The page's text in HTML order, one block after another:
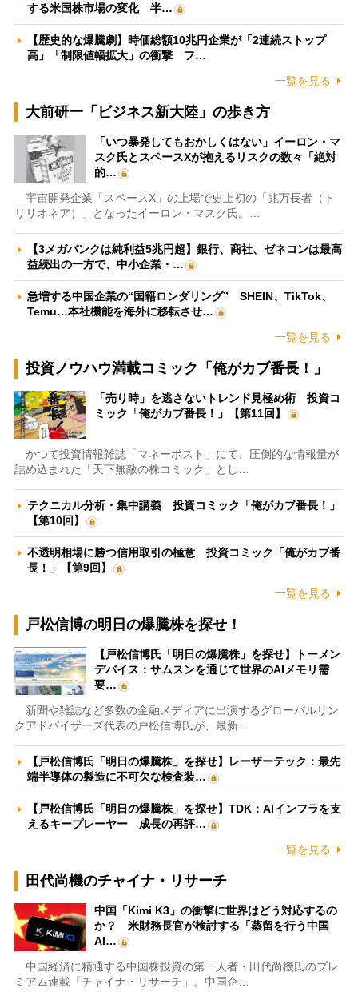
する米国株市場の変化 半…
【歴史的な爆騰劇】時価総額10兆円企業が「2連続ストップ
高」「制限値幅拡大」の衝撃 フ…
一覧を見る
大前研一「ビジネス新大陸」の歩き方
「いつ暴発してもおかしくはない」イーロン・マ
スク氏とスペースXが抱えるリスクの数々「絶対
的…
宇宙開発企業「スペースX」の上場で史上初の「兆万長者（ト
リリオネア）」となったイーロン・マスク氏。…
【3メガバンクは純利益5兆円超】銀行、商社、ゼネコンは最高
益続出の一方で、中小企業・…
急増する中国企業の“国籍ロンダリング” SHEIN、TikTok、
Temu…本社機能を海外に移転させ…
一覧を見る
投資ノウハウ満載コミック「俺がカブ番長！」
「売り時」を逃さないトレンド見極め術 投資コ
ミック「俺がカブ番長！」【第11回】
かつて投資情報雑誌「マネーポスト」にて、圧倒的な情報量が
詰め込まれた「天下無敵の株コミック」とし…
テクニカル分析・集中講義 投資コミック「俺がカブ番長！」
【第10回】
不透明相場に勝つ信用取引の極意 投資コミック「俺がカブ番
長！」【第9回】
一覧を見る
戸松信博の明日の爆騰株を探せ！
【戸松信博氏「明日の爆騰株」を探せ】トーメン
デバイス：サムスンを通じて世界のAIメモリ需
要…
新聞や雑誌など多数の金融メディアに出演するグローバルリン
クアドバイザーズ代表の戸松信博氏が、最新…
【戸松信博氏「明日の爆騰株」を探せ】レーザーテック：最先
端半導体の製造に不可欠な検査装…
【戸松信博氏「明日の爆騰株」を探せ】TDK：AIインフラを支
えるキープレーヤー 成長の再評…
一覧を見る
田代尚機のチャイナ・リサーチ
中国「Kimi K3」の衝撃に世界はどう対応するの
か？ 米財務長官が検討する「蒸留を行う中国
AI…
中国経済に精通する中国株投資の第一人者・田代尚機氏のプレ
ミアム連載「チャイナ・リサーチ」。中国企…